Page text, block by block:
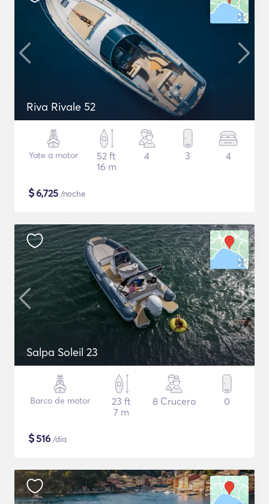
Riva Rivale 52
Yate a motor
52 ft
16 m
4 3 4
$6,725 /noche
Salpa Soleil 23
Barco de motor
23 ft
7 m
8 Crucero 0
$516 /día